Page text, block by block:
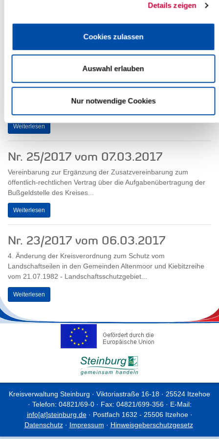
Details zeigen
Cookies zulassen
Auswahl erlauben
Nur notwendige Cookies
Steinburg vom 10.03.2013
Nr. 26/2017 vom 09.03.2017
Bericht der zuständigen Behörde des Kreises Steinburg über die
Zusammenarbeit mit den nach § 19 Abs. 1 und 3 des
Weiterlesen
Nr. 25/2017 vom 07.03.2017
Vereinbarung zur Ergänzung der Zusatzvereinbarung zum
öffentlich-rechtlichen Vertrag über die Aufgabenübertragung der
Bußgeldstelle des Kreises...
Weiterlesen
Nr. 23/2017 vom 06.03.2017
4. Änderung der Kreisverordnung zum Schutz vom
Landschaftseilen in den Gemeinden Altenmoor und Kiebitzreihe
vom 21.07.1982 - Landschaftsschutzgebiet...
Weiterlesen
Kreisverwaltung Steinburg · Viktoriastraße 16-18 · 25524 Itzehoe
· Telefon: 04821/69-0 · Fax: 04821/699-356 · E-Mail:
info[at]steinburg.de· Postfach 1632 - 25506 Itzehoe ·
Datenschutz· Impressum · Hinweisgeberschutzgesetz